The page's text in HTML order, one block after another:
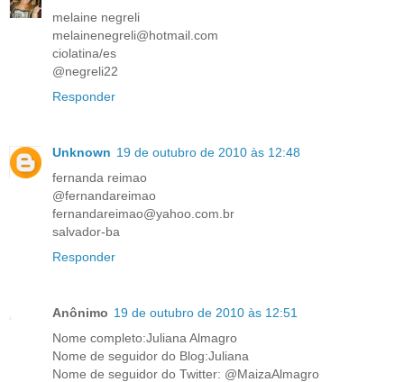
melaine negreli
melainenegreli@hotmail.com
ciolatina/es
@negreli22
Responder
Unknown 19 de outubro de 2010 às 12:48
fernanda reimao
@fernandareimao
fernandareimao@yahoo.com.br
salvador-ba
Responder
Anônimo 19 de outubro de 2010 às 12:51
Nome completo:Juliana Almagro
Nome de seguidor do Blog:Juliana
Nome de seguidor do Twitter: @MaizaAlmagro